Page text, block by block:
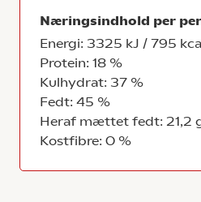
Næringsindhold per
Energi: 3325 kJ / 795
Protein: 18 %
Kulhydrat: 37 %
Fedt: 45 %
Heraf mættet fedt: 21,2
Kostfibre: 0 %